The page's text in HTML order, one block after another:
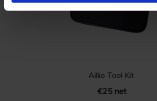
Aillio Tool Kit
€25 net